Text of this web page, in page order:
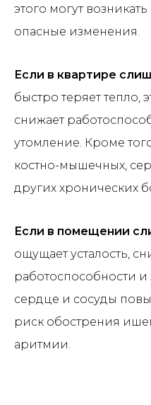
этого могут
опасные изменения.
Если в квартире
быстро теряет тепло,
снижает
утомление. Кроме
костно-мышечных,
других хронических
Если в помещении
ощущает усталость,
работоспособности и
сердце и сосуды
риск обострения
аритмии.